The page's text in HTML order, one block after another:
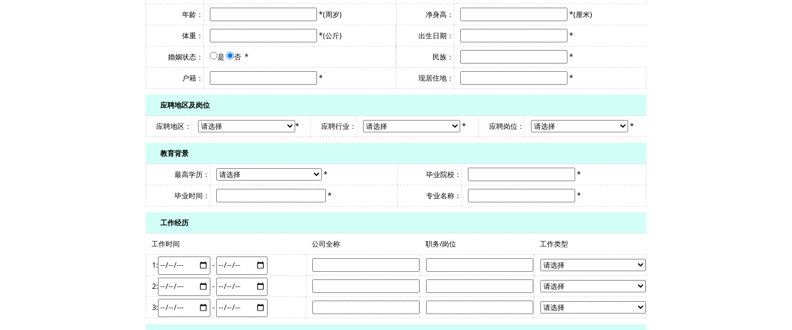
年龄： *(周岁) 净身高： *(厘米)
体重： *(公斤) 出生日期： *
婚姻状态： 是 否 * 民族： *
户籍： * 现居住地： *
应聘地区及岗位
应聘地区： * 应聘行业： * 应聘岗位： *
教育背景
最高学历： * 毕业院校： *
毕业时间： * 专业名称： *
工作经历
工作时间 公司全称 职务/岗位 工作类型
1: -
2: -
3: -